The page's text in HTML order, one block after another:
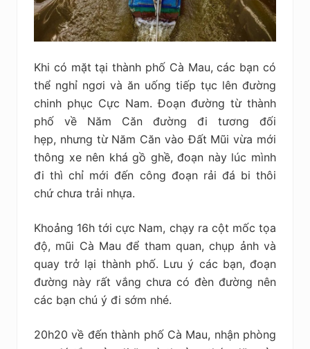
Khi có mặt tại thành phố Cà Mau, các bạn có
thể nghỉ ngơi và ăn uống tiếp tục lên đường
chinh phục Cực Nam. Đoạn đường từ thành
phố về Năm Căn đường đi tương đối
hẹp, nhưng từ Năm Căn vào Đất Mũi vừa mới
thông xe nên khá gồ ghề, đoạn này lúc mình
đi thì chỉ mới đến công đoạn rải đá bi thôi
chứ chưa trải nhựa.
Khoảng 16h tới cực Nam, chạy ra cột mốc tọa
độ, mũi Cà Mau để tham quan, chụp ảnh và
quay trở lại thành phố. Lưu ý các bạn, đoạn
đường này rất vắng chưa có đèn đường nên
các bạn chú ý đi sớm nhé.
20h20 về đến thành phố Cà Mau, nhận phòng